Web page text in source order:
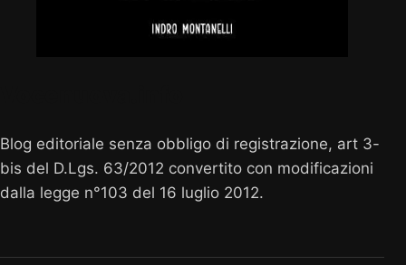
Blog editoriale senza obbligo di registrazione, art 3-
bis del D.Lgs. 63/2012 convertito con modificazioni
dalla legge n°103 del 16 luglio 2012.